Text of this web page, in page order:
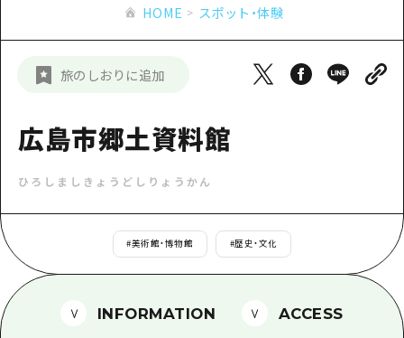
ナイトライフ
定番
自然
備北
芸北
山口県東部
弾丸
日帰り
半日
2泊3日
芸北
山口県東部
愛媛県
島根県
アクセス
お得な周遊チケット
HIROSHIMA FREE Wi-Fi
観光案内所
広島県を訪れる外国人旅行者向け情報一
新着情報
事業者・学校関係者の皆さま
HOME スポット・体験
旅のしおりに追加
広島市郷土資料館
ひろしましきょうどしりょうかん
#美術館・博物館 #歴史・文化
INFORMATION ACCESS